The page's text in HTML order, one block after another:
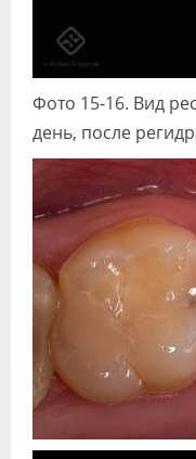
Фото 15-16. Вид
день, после